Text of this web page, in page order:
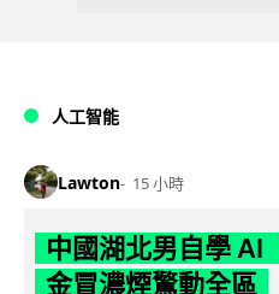
人工智能
Lawton 15 小時
中國湖北男自學 AI
金冒濃煙驚動全區